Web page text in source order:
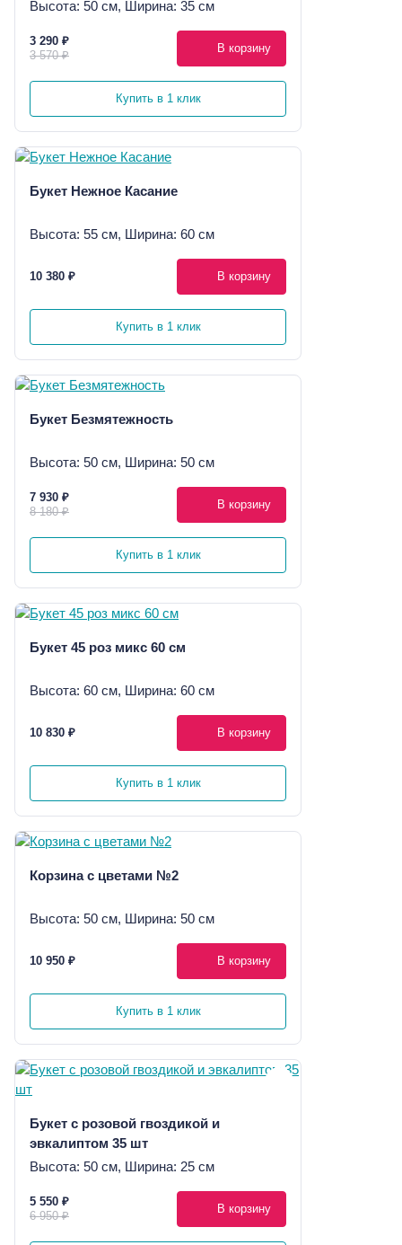
Высота: 50 см, Ширина: 35 см
3 290 ₽
3 570 ₽
В корзину
Купить в 1 клик
Букет Нежное Касание
Высота: 55 см, Ширина: 60 см
10 380 ₽ В корзину
Купить в 1 клик
Букет Безмятежность
Высота: 50 см, Ширина: 50 см
7 930 ₽
8 180 ₽
В корзину
Купить в 1 клик
Букет 45 роз микс 60 см
Высота: 60 см, Ширина: 60 см
10 830 ₽ В корзину
Купить в 1 клик
Корзина с цветами №2
Высота: 50 см, Ширина: 50 см
10 950 ₽ В корзину
Купить в 1 клик
Букет с розовой гвоздикой и
эвкалиптом 35 шт
Высота: 50 см, Ширина: 25 см
5 550 ₽
6 950 ₽
В корзину